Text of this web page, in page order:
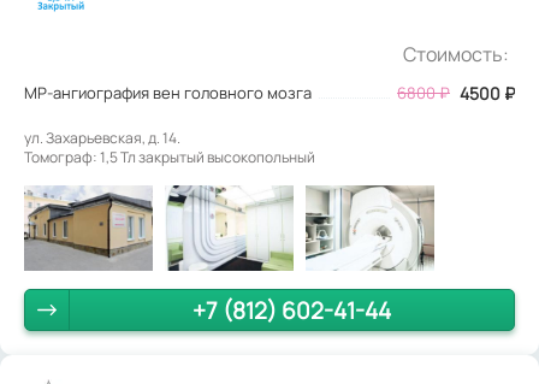
Стоимость:
МР-ангиография вен головного мозга 6800₽ 4500 ₽
ул. Захарьевская, д. 14.
Томограф: 1,5 Тл закрытый высокопольный
+7 (812) 602-41-44